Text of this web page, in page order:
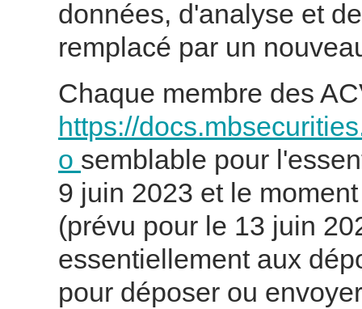
données, d'analyse et
remplacé par un
Chaque membre des
https://
o semblable pour
9 juin 2023 et le
(prévu pour le 13 juin
essentiellement aux
pour déposer ou